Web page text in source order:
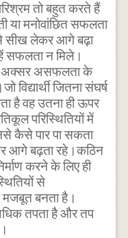
तो बहुत करते हैं
या मनोवांछित सफलता
सीख लेकर आगे बढ़ा
सफलता न मिले।
अक्सर असफलता के
विद्यार्थी जितना संघर्ष
है वह उतना ही ऊपर
परिस्थितियों में
कैसे पार पा सकता
आगे बढ़ता रहे।कठिन
करने के लिए ही
से
मजबूत बनता है।
तपता है और तप